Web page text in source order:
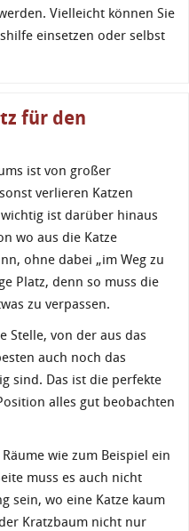
Vielleicht können Sie
einsetzen oder selbst
für den
ist von großer
verlieren Katzen
ist darüber hinaus
wo aus die Katze
ohne dabei „im Weg zu
Platz, denn so muss die
zu verpassen.
Stelle, von der aus das
auch noch das
sind. Das ist die perfekte
alles gut beobachten
wie zum Beispiel ein
muss es auch nicht
sein, wo eine Katze kaum
Kratzbaum nicht nur